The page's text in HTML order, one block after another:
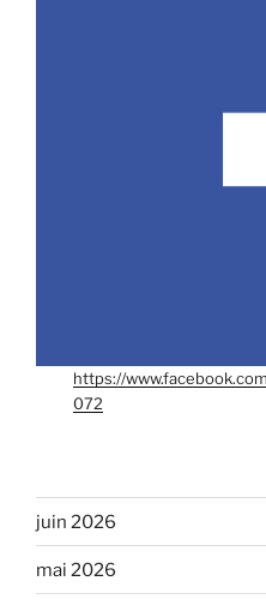
https://
072
juin 2026
mai 2026